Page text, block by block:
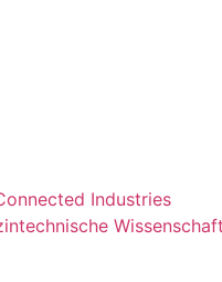
Industries